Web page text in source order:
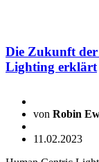
Die Zukunft
Lighting erklärt
von Robin
11.02.2023